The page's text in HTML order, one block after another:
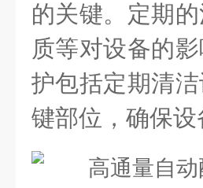
的关键。定期
质等对设备的
护包括定期清
键部位，确保